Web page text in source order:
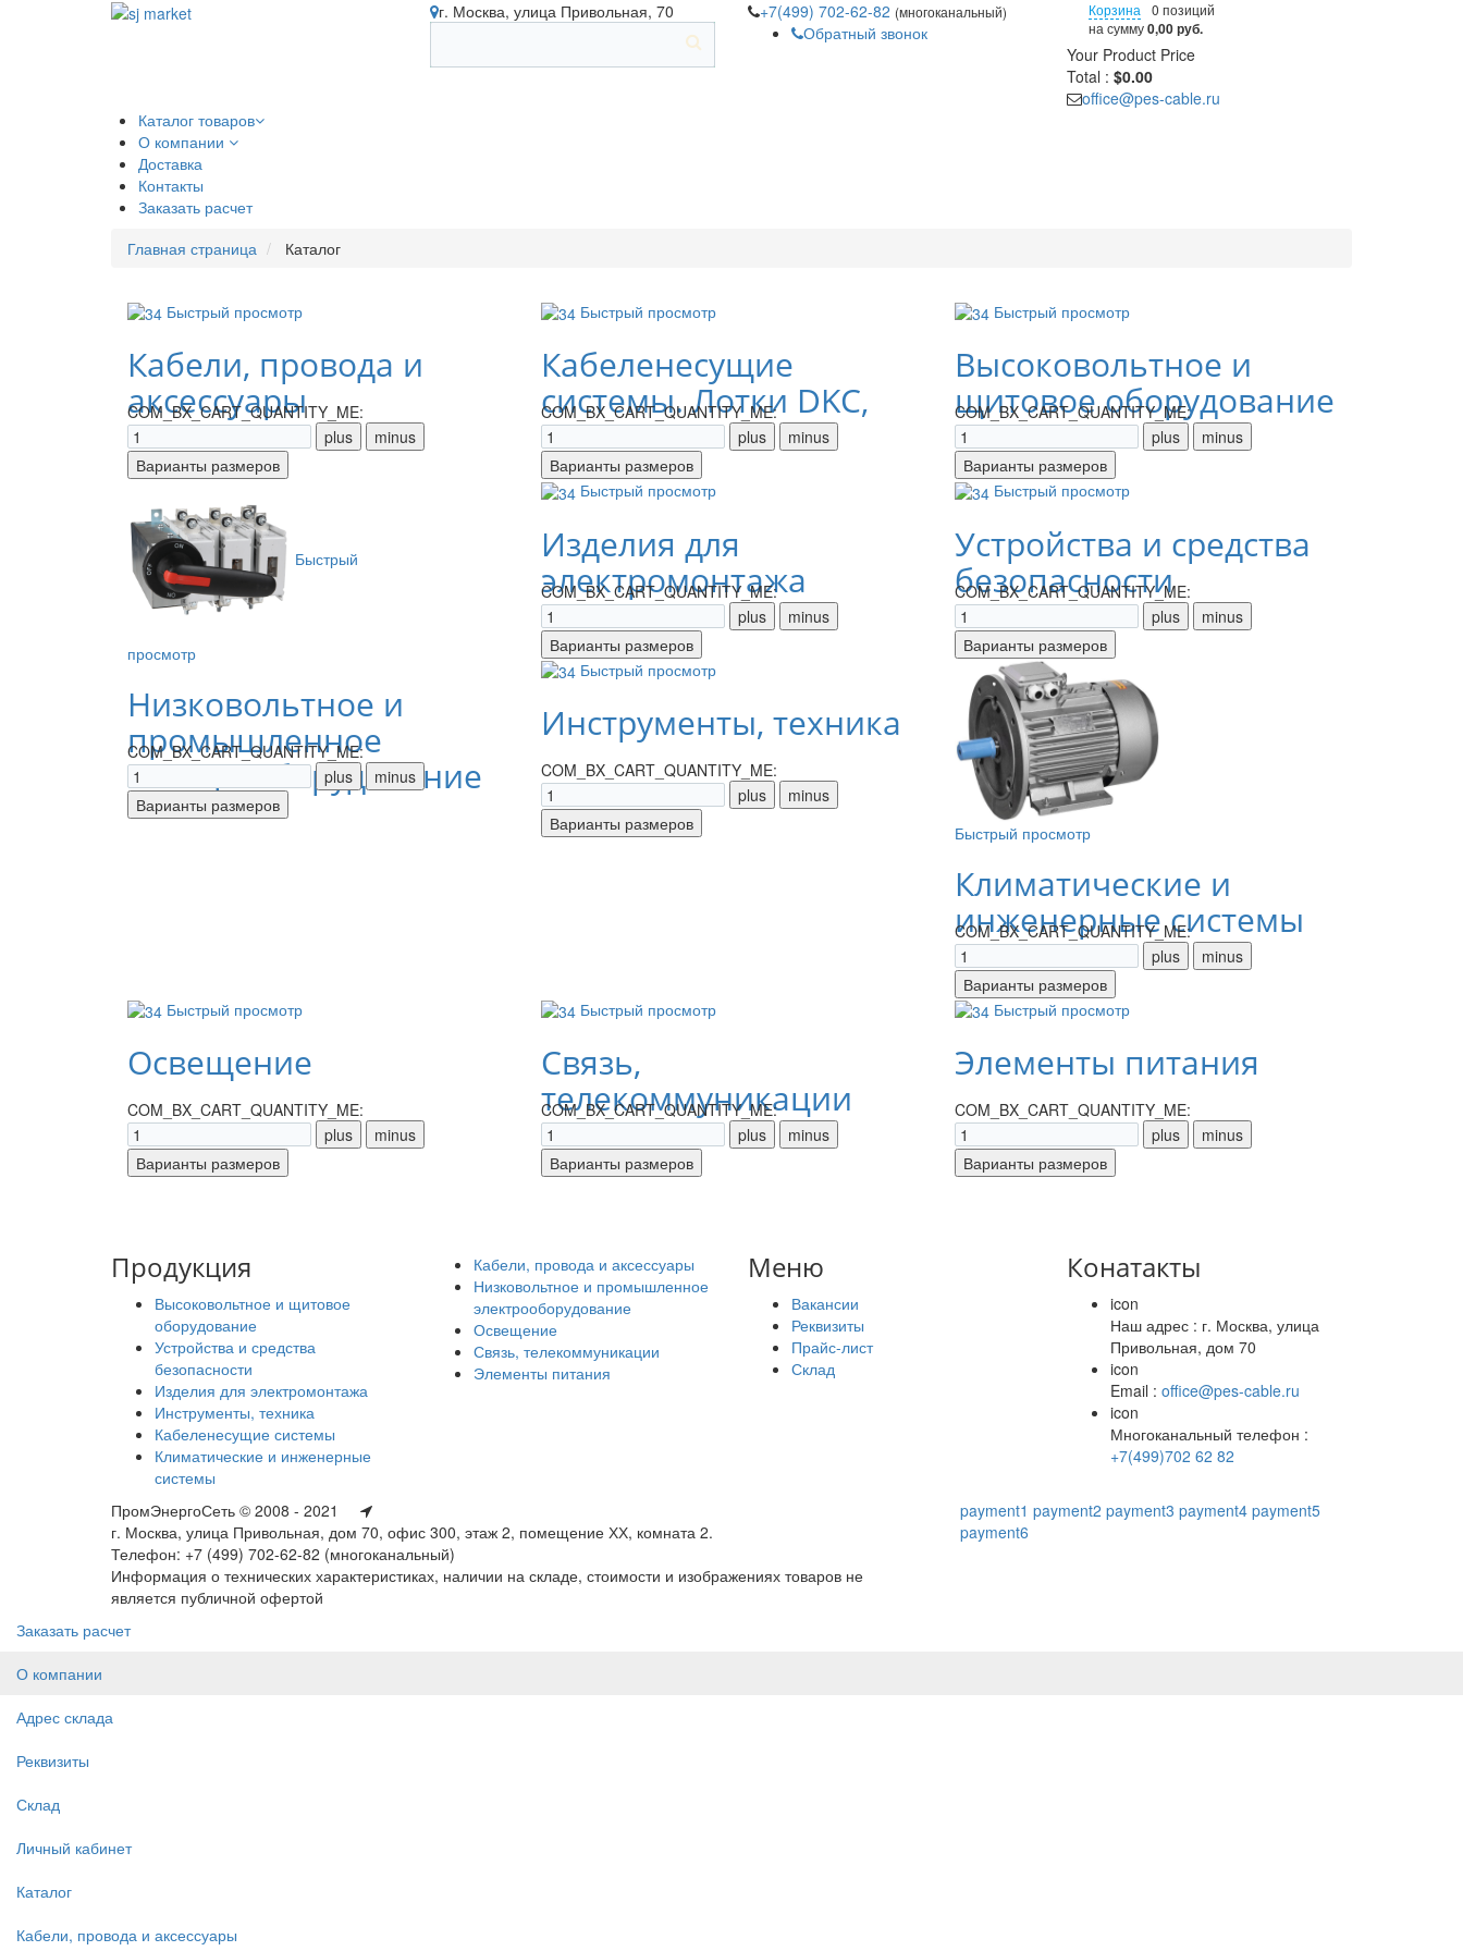
г. Москва, улица Привольная, 70 +7(499) 702-62-82 (многоканальный)
Обратный звонок
Корзина
0 позиций
на сумму0,00 руб.
Your Product Price
Total : $0.00
office@pes-cable.ru
Каталог товаров
О компании
Доставка
Контакты
Заказать расчет
Главная страница
Каталог
Быстрый просмотр
Кабели, провода и
аксессуары
COM_BX_CART_QUANTITY_ME:
Быстрый просмотр
Кабеленесущие
системы. Лотки DKC,
IEK
COM_BX_CART_QUANTITY_ME:
Быстрый просмотр
Высоковольтное и
щитовое оборудование
COM_BX_CART_QUANTITY_ME:
Быстрый
просмотр
Низковольтное и
промышленное
электрооборудование
COM_BX_CART_QUANTITY_ME:
Быстрый просмотр
Изделия для
электромонтажа
COM_BX_CART_QUANTITY_ME:
Быстрый просмотр
Устройства и средства
безопасности
COM_BX_CART_QUANTITY_ME:
Быстрый просмотр
Инструменты, техника
COM_BX_CART_QUANTITY_ME:
Быстрый просмотр
Климатические и
инженерные системы
COM_BX_CART_QUANTITY_ME:
Быстрый просмотр
Освещение
COM_BX_CART_QUANTITY_ME:
Быстрый просмотр
Связь,
телекоммуникации
COM_BX_CART_QUANTITY_ME:
Быстрый просмотр
Элементы питания
COM_BX_CART_QUANTITY_ME:
Продукция
Высоковольтное и щитовое
оборудование
Устройства и средства
безопасности
Изделия для электромонтажа
Инструменты, техника
Кабеленесущие системы
Климатические и инженерные
системы
Кабели, провода и аксессуары
Низковольтное и промышленное
электрооборудование
Освещение
Связь, телекоммуникации
Элементы питания
Меню
Вакансии
Реквизиты
Прайс-лист
Склад
Конатакты
icon
Наш адрес : г. Москва, улица
Привольная, дом 70
icon
Email : office@pes-cable.ru
icon
Многоканальный телефон :
+7(499)702 62 82
ПромЭнергоСеть © 2008 - 2021
г. Москва, улица Привольная, дом 70, офис 300, этаж 2, помещение ХХ, комната 2.
Телефон: +7 (499) 702-62-82 (многоканальный)
Информация о технических характеристиках, наличии на складе, стоимости и изображениях товаров не
является публичной офертой
payment1 payment2 payment3 payment4 payment5
payment6
Заказать расчет
О компании
Адрес склада
Реквизиты
Склад
Личный кабинет
Каталог
Кабели, провода и аксессуары